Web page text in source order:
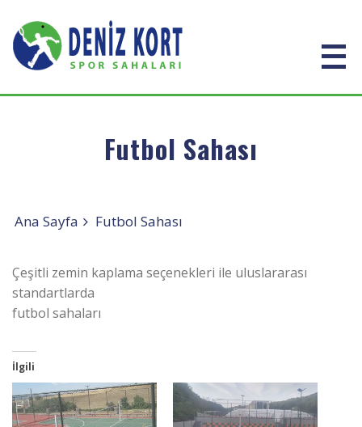
Futbol Sahası
Ana Sayfa Futbol Sahası
Çeşitli zemin kaplama seçenekleri ile uluslararası
standartlarda
futbol sahaları
İlgili